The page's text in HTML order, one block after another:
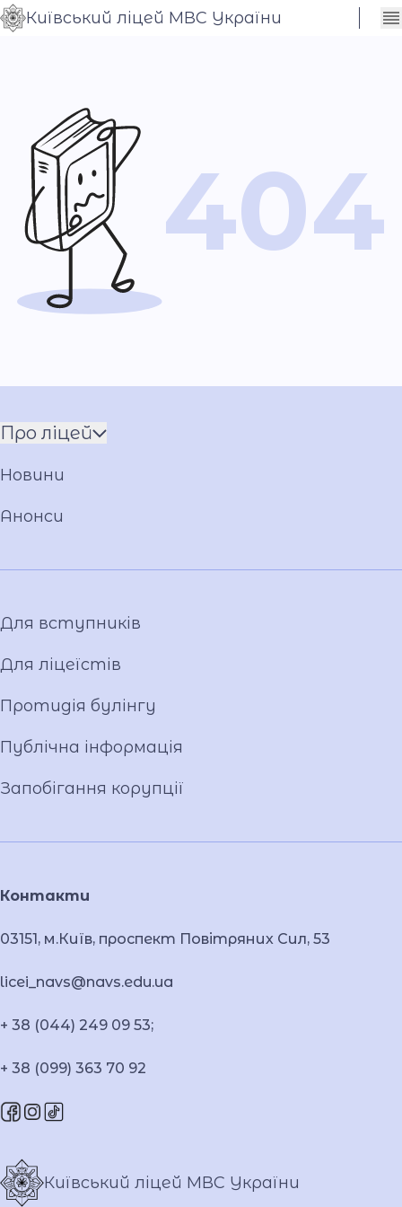
Контраст
Сховати
Київський ліцей МВС України
404
Контакти
03151, м.Київ, проспект Повітряних Сил, 53
licei_navs@navs.edu.ua
+ 38 (044) 249 09 53;
+ 38 (099) 363 70 92
Київський ліцей МВС України
Про ліцей
Установчі документи
Новини
Анонси
Для вступників
Для ліцеїстів
Протидія булінгу
Публічна інформація
Запобігання корупції